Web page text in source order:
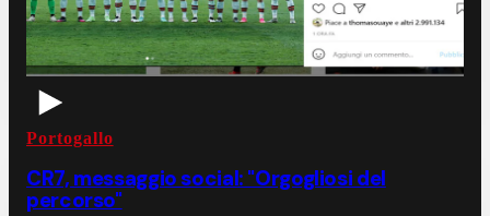
Portogallo
CR7, messaggio social: "Orgogliosi del
percorso"